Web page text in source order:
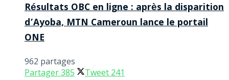
Résultats OBC en ligne : après la disparition
d’Ayoba, MTN Cameroun lance le portail
ONE
962 partages
Partager385 Tweet 241